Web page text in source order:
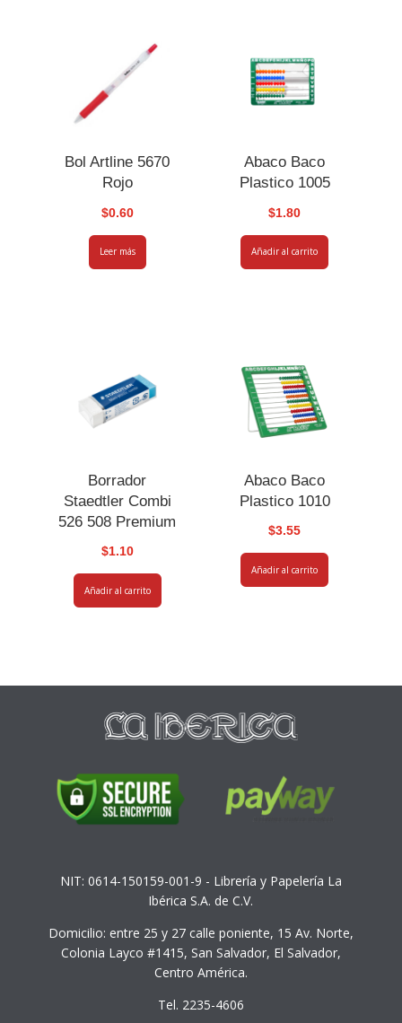
Bol Artline 5670
Rojo
$0.60
Leer más
Abaco Baco
Plastico 1005
$1.80
Añadir al carrito
Borrador
Staedtler Combi
526 508 Premium
$1.10
Añadir al carrito
Abaco Baco
Plastico 1010
$3.55
Añadir al carrito
NIT: 0614-150159-001-9 - Librería y Papelería La
Ibérica S.A. de C.V.
Domicilio: entre 25 y 27 calle poniente, 15 Av. Norte,
Colonia Layco #1415, San Salvador, El Salvador,
Centro América.
Tel. 2235-4606